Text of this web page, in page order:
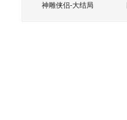
神雕侠侣-大结局